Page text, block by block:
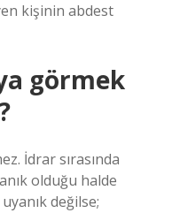
kişinin abdest
görmek
İdrar sırasında
olduğu halde
değilse;